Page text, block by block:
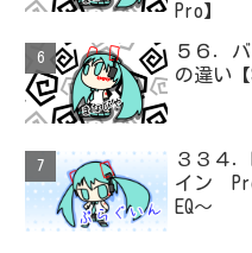
Pro】
５６．
の違い【
３３４
イン
EQ～